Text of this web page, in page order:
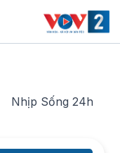
Nhịp Sống 24h